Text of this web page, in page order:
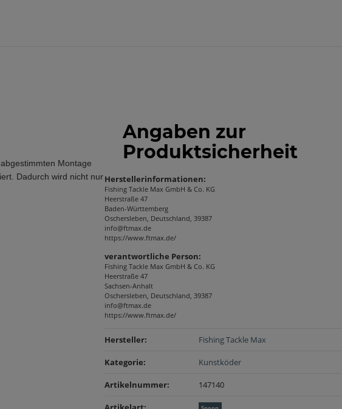
Montage
Dadurch wird nicht nur
Angaben zur
Produktsicherheit
Herstellerinformationen:
Fishing Tackle Max GmbH & Co. KG
Heerstraße 47
Baden-Württemberg
Oschersleben, Deutschland, 39387
info@ftmax.de
https://www.ftmax.de/
verantwortliche Person:
Fishing Tackle Max GmbH & Co. KG
Heerstraße 47
Sachsen-Anhalt
Oschersleben, Deutschland, 39387
info@ftmax.de
https://www.ftmax.de/
Produkteigenschaft
Wert
Hersteller: Fishing Tackle Max
Kategorie: Kunstköder
Artikelnummer: 147140